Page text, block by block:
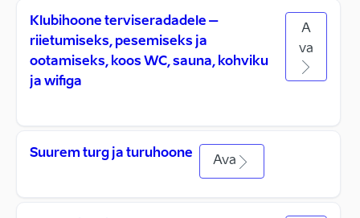
Klubihoone terviseradadele –
riietumiseks, pesemiseks ja
ootamiseks, koos WC, sauna, kohviku
ja wifiga
A
va
Suurem turg ja turuhoone
Ava